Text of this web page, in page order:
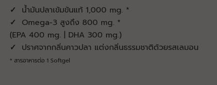
✓ น้ำมันปลาเข้มข้นแท้ 1,000 mg. *
✓ Omega-3 สูงถึง 800 mg. *
(EPA 400 mg. | DHA 300 mg.)
✓ ปราศจากกลิ่นคาวปลา แต่งกลิ่นธรรมชาติด้วยรสเลมอน
* สารอาหารต่อ 1 Softgel